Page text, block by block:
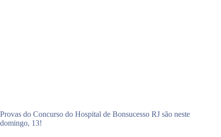
Provas do Concurso do Hospital de Bonsucesso RJ são neste
domingo, 13!